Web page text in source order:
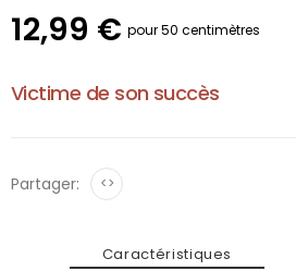
12,99 € pour 50 centimètres
Victime de son succès
Partager: <>
Caractéristiques